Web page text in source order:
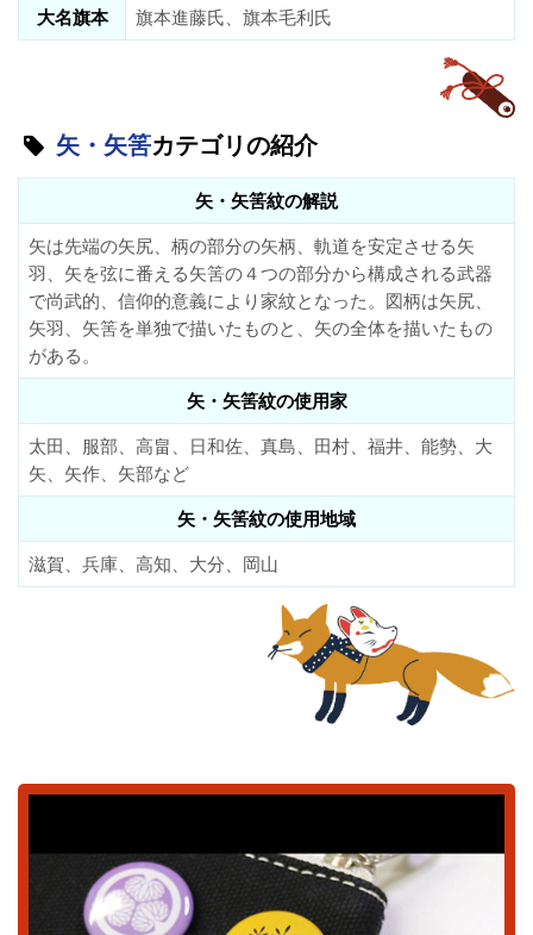
大名旗本
旗本進藤氏、旗本毛利氏
矢・矢筈カテゴリの紹介
矢・矢筈紋の解説
矢は先端の矢尻、柄の部分の矢柄、軌道を安定させる矢
羽、矢を弦に番える矢筈の４つの部分から構成される武器
で尚武的、信仰的意義により家紋となった。図柄は矢尻、
矢羽、矢筈を単独で描いたものと、矢の全体を描いたもの
がある。
矢・矢筈紋の使用家
太田、服部、高畠、日和佐、真島、田村、福井、能勢、大
矢、矢作、矢部など
矢・矢筈紋の使用地域
滋賀、兵庫、高知、大分、岡山